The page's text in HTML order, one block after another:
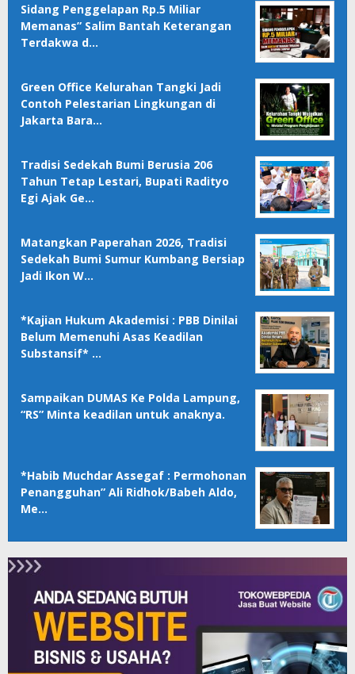
Sidang Penggelapan Rp.5 Miliar
Memanas” Salim Bantah Keterangan
Terdakwa d…
Green Office Kelurahan Tangki Jadi
Contoh Pelestarian Lingkungan di
Jakarta Bara…
Tradisi Sedekah Bumi Berusia 206
Tahun Tetap Lestari, Bupati Radityo
Egi Ajak Ge…
Matangkan Paperahan 2026, Tradisi
Sedekah Bumi Sumur Kumbang Bersiap
Jadi Ikon W…
*Kajian Hukum Akademisi : PBB Dinilai
Belum Memenuhi Asas Keadilan
Substansif* …
Sampaikan DUMAS Ke Polda Lampung,
“RS” Minta keadilan untuk anaknya.
*Habib Muchdar Assegaf : Permohonan
Penangguhan” Ali Ridhok/Babeh Aldo,
Me…